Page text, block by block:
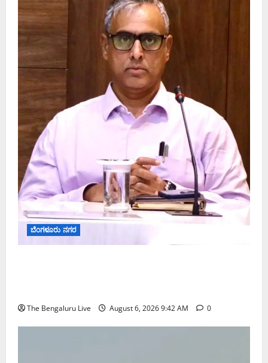
ಬೆಂಗಳೂರು ನಗರ
The Bengaluru Live August 6, 2026 9:42 AM 0